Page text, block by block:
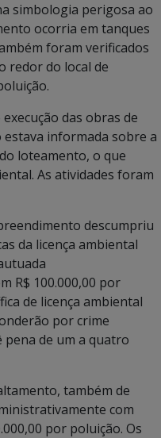
simbologia perigosa ao
ocorria em tanques
foram verificados
redor do local de
das obras de
informada sobre a
loteamento, o que
As atividades foram
descumpriu
da licença ambiental
R$ 100.000,00 por
de licença ambiental
por crime
de um a quatro
também de
com
por poluição. Os